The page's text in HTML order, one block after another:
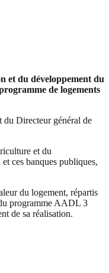
et du développement du
de logements
Directeur général de
et du
ces banques publiques,
du logement, répartis
programme AADL 3
de sa réalisation.